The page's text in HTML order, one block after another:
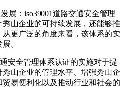
展：iso39001道路交通安全管理
山企业的可持续发展，还能够推
更广泛的角度来看，该体系的实
。
安全管理体系认证的实施对于提
山企业的管理水平、增强秀山企
易便利化以及推动行业和社会的